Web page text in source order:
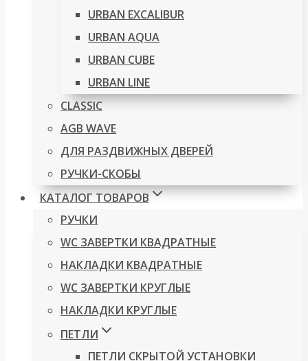
URBAN EXCALIBUR
URBAN AQUA
URBAN CUBE
URBAN LINE
CLASSIC
AGB WAVE
ДЛЯ РАЗДВИЖНЫХ ДВЕРЕЙ
РУЧКИ-СКОБЫ
КАТАЛОГ ТОВАРОВ
РУЧКИ
WC ЗАВЕРТКИ КВАДРАТНЫЕ
НАКЛАДКИ КВАДРАТНЫЕ
WC ЗАВЕРТКИ КРУГЛЫЕ
НАКЛАДКИ КРУГЛЫЕ
ПЕТЛИ
ПЕТЛИ СКРЫТОЙ УСТАНОВКИ